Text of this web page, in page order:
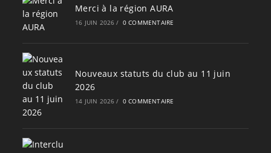
Merci à la région AURA
16 JUIN 2026 / 0 COMMENTAIRE
Nouveaux statuts du club au 11 juin
2026
14 JUIN 2026 / 0 COMMENTAIRE